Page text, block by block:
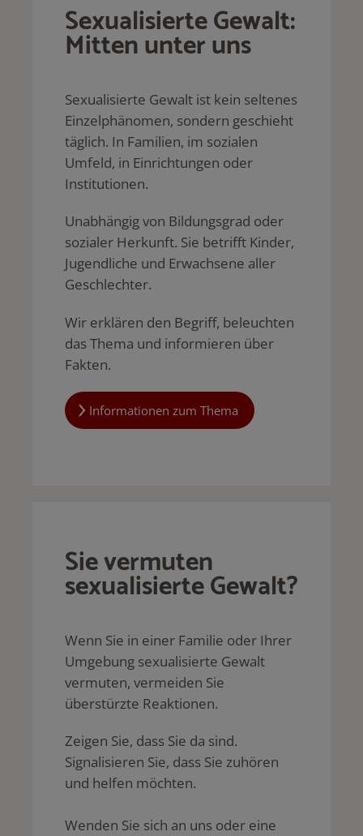
Sexualisierte Gewalt:
Mitten unter uns
Sexualisierte Gewalt ist kein seltenes
Einzelphänomen, sondern geschieht
täglich. In Familien, im sozialen
Umfeld, in Einrichtungen oder
Institutionen.
Unabhängig von Bildungsgrad oder
sozialer Herkunft. Sie betrifft Kinder,
Jugendliche und Erwachsene aller
Geschlechter.
Wir erklären den Begriff, beleuchten
das Thema und informieren über
Fakten.
Informationen zum Thema
Sie vermuten
sexualisierte Gewalt?
Wenn Sie in einer Familie oder Ihrer
Umgebung sexualisierte Gewalt
vermuten, vermeiden Sie
überstürzte Reaktionen.
Zeigen Sie, dass Sie da sind.
Signalisieren Sie, dass Sie zuhören
und helfen möchten.
Wenden Sie sich an uns oder eine